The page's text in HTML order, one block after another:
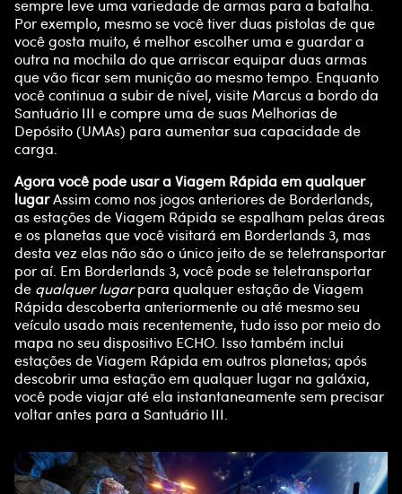
sempre leve uma variedade de armas para a batalha.
Por exemplo, mesmo se você tiver duas pistolas de que
você gosta muito, é melhor escolher uma e guardar a
outra na mochila do que arriscar equipar duas armas
que vão ficar sem munição ao mesmo tempo. Enquanto
você continua a subir de nível, visite Marcus a bordo da
Santuário III e compre uma de suas Melhorias de
Depósito (UMAs) para aumentar sua capacidade de
carga.
Agora você pode usar a Viagem Rápida em qualquer
lugarAssim como nos jogos anteriores de Borderlands,
as estações de Viagem Rápida se espalham pelas áreas
e os planetas que você visitará em Borderlands 3, mas
desta vez elas não são o único jeito de se teletransportar
por aí. Em Borderlands 3, você pode se teletransportar
de qualquer lugarpara qualquer estação de Viagem
Rápida descoberta anteriormente ou até mesmo seu
veículo usado mais recentemente, tudo isso por meio do
mapa no seu dispositivo ECHO. Isso também inclui
estações de Viagem Rápida em outros planetas; após
descobrir uma estação em qualquer lugar na galáxia,
você pode viajar até ela instantaneamente sem precisar
voltar antes para a Santuário III.